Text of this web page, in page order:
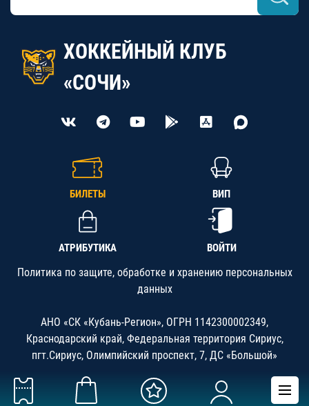
ХОККЕЙНЫЙ КЛУБ
«СОЧИ»
БИЛЕТЫ ВИП
АТРИБУТИКА ВОЙТИ
Политика по защите, обработке и хранению персональных
данных
АНО «СК «Кубань-Регион», ОГРН 1142300002349,
Краснодарский край, Федеральная территория Сириус,
пгт.Сириус, Олимпийский проспект, 7, ДС «Большой»